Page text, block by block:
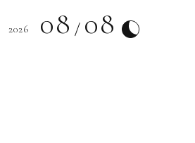
2026 08 08